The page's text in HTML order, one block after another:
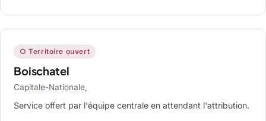
○ Territoire ouvert
Boischatel
Capitale-Nationale,
Service offert par l'équipe centrale en attendant l'attribution.